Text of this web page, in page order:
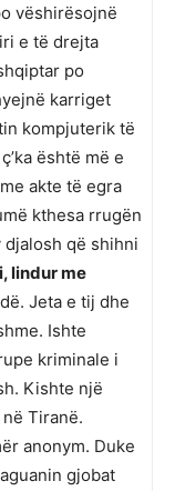
vëshirësojnë
e të drejta
po
karriget
kompjuterik të
është më e
akte të egra
kthesa rrugën
që shihni
lindur me
Jeta e tij dhe
Ishte
kriminale i
Kishte një
Tiranë.
anonym. Duke
gjobat